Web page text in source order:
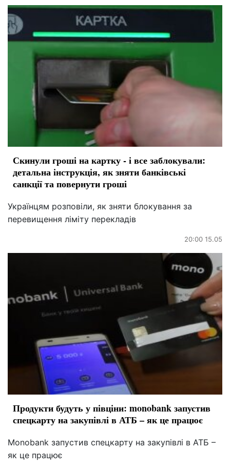
Скинули гроші на картку - і все заблокували:
детальна інструкція, як зняти банківські
санкції та повернути гроші
Українцям розповіли, як зняти блокування за
перевищення ліміту перекладів
20:00 15.05
Продукти будуть у півціни: monobank запустив
спецкарту на закупівлі в АТБ – як це працює
Monobank запустив спецкарту на закупівлі в АТБ –
як це працює